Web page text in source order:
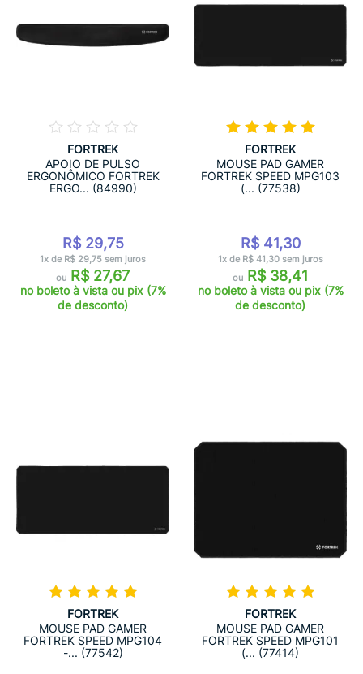
FORTREK
APOIO DE PULSO
ERGONÔMICO FORTREK
ERGO... (84990)
R$ 29,75
1x de R$ 29,75 sem juros
ou R$ 27,67
no boleto à vista ou pix (7%
de desconto)
FORTREK
MOUSE PAD GAMER
FORTREK SPEED MPG103
(... (77538)
R$ 41,30
1x de R$ 41,30 sem juros
ou R$ 38,41
no boleto à vista ou pix (7%
de desconto)
FORTREK
MOUSE PAD GAMER
FORTREK SPEED MPG104
-... (77542)
FORTREK
MOUSE PAD GAMER
FORTREK SPEED MPG101
(... (77414)